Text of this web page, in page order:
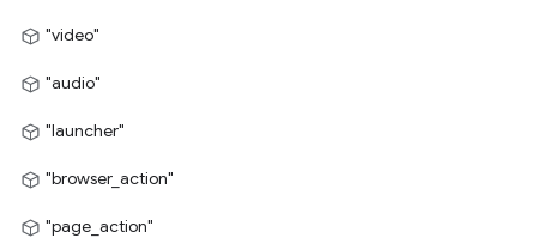
"video"
"audio"
"launcher"
"browser_action"
"page_action"